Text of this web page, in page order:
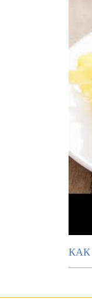
КАК